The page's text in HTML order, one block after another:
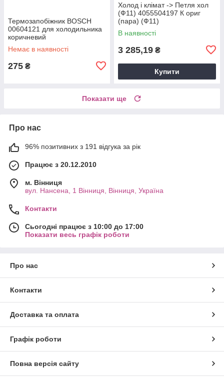
Термозапобіжник BOSCH
00604121 для холодильника
коричневий
Немає в наявності
275 ₴
Холод і клімат -> Петля хол
(Ф11) 4055504197 К ориг
(пара) (Ф11)
В наявності
3 285,19 ₴
Купити
Показати ще
Про нас
96% позитивних з 191 відгука за рік
Працює з 20.12.2010
м. Вінниця
вул. Нансена, 1 Вінниця, Вінниця, Україна
Контакти
Сьогодні працює з 10:00 до 17:00
Показати весь графік роботи
Про нас
Контакти
Доставка та оплата
Графік роботи
Повна версія сайту